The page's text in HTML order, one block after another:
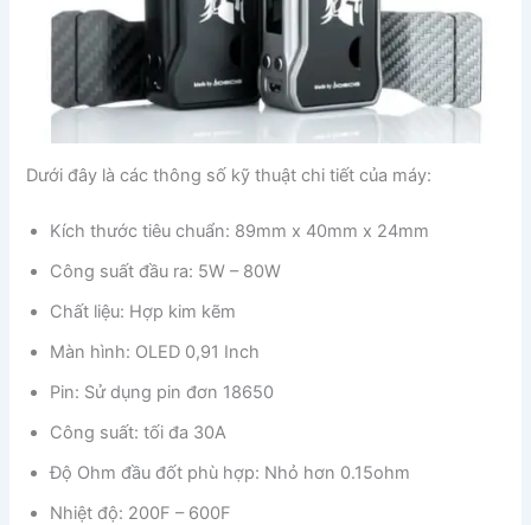
Dưới đây là các thông số kỹ thuật chi tiết của máy:
Kích thước tiêu chuẩn: 89mm x 40mm x 24mm
Công suất đầu ra: 5W – 80W
Chất liệu: Hợp kim kẽm
Màn hình: OLED 0,91 Inch
Pin: Sử dụng pin đơn 18650
Công suất: tối đa 30A
Độ Ohm đầu đốt phù hợp: Nhỏ hơn 0.15ohm
Nhiệt độ: 200F – 600F